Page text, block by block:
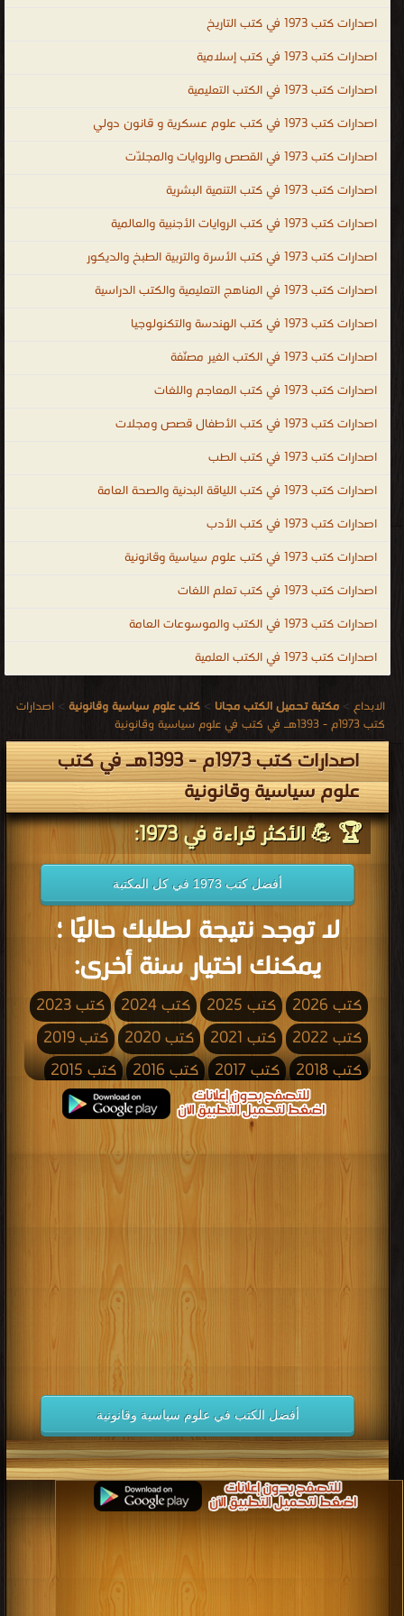
PDF ، المكتبة القانونية الشاملة PDF ، تحميل كتب العلوم السياسية
legal sciences ، law books PDF ، law books online ، law books for
criminal law books ، law books for sale ، free law books ، law
سياسية وقانونية
اصدارات كتب 1973 في كتب التاريخ
اصدارات كتب 1973 في كتب إسلامية
اصدارات كتب 1973 في الكتب التعليمية
اصدارات كتب 1973 في كتب علوم عسكرية و قانون دولي
اصدارات كتب 1973 في القصص والروايات والمجلّات
اصدارات كتب 1973 في كتب التنمية البشرية
اصدارات كتب 1973 في كتب الروايات الأجنبية والعالمية
اصدارات كتب 1973 في كتب الأسرة والتربية الطبخ والديكور
اصدارات كتب 1973 في المناهج التعليمية والكتب الدراسية
اصدارات كتب 1973 في كتب الهندسة والتكنولوجيا
اصدارات كتب 1973 في الكتب الغير مصنّفة
اصدارات كتب 1973 في كتب المعاجم واللغات
اصدارات كتب 1973 في كتب الأطفال قصص ومجلات
اصدارات كتب 1973 في كتب الطب
اصدارات كتب 1973 في كتب اللياقة البدنية والصحة العامة
اصدارات كتب 1973 في كتب الأدب
اصدارات كتب 1973 في كتب علوم سياسية وقانونية
اصدارات كتب 1973 في كتب تعلم اللغات
اصدارات كتب 1973 في الكتب والموسوعات العامة
اصدارات كتب 1973 في الكتب العلمية
الابداع > مكتبة تحميل الكتب مجانا > كتب علوم سياسية وقانونية > اصدارات
كتب 1973م - 1393هـ في كتب في علوم سياسية وقانونية
اصدارات كتب 1973م - 1393هـ في كتب
علوم سياسية وقانونية
🏆 💪 الأكثر قراءة في 1973:
أفضل كتب 1973 في كل المكتبة
لا توجد نتيجة لطلبك حاليًا ؛
يمكنك اختيار سنة أخرى:
كتب 2026 كتب 2025 كتب 2024
كتب 2023
كتب 2022
كتب 2021 كتب 2020
كتب 2019
كتب 2018
كتب 2017 كتب 2016
كتب 2015
كتب 2013 كتب 2012
كتب 2011
كتب 2009 كتب 2008
كتب 2006
كتب 2005 كتب 2004
كتب 2003
كتب 2000
كتب 1992
كتب 1991
كتب 1990
كتب 1989 كتب 1988
كتب 1987
كتب 1984
كتب 1983
كتب 1980
كتب 1979
كتب 1978
كتب 1977 كتب 1976
كتب 1975
كتب 1974
كتب 1973 كتب 1972
كتب 1971
كتب 1970
كتب 1969 كتب 1968
كتب 1967
كتب 1966
كتب 1965 كتب 1964
كتب 1963
كتب 1962
كتب 1961 كتب 1960
كتب 1959
كتب 1957
كتب 1952
كتب 1951
أفضل الكتب في علوم سياسية وقانونية